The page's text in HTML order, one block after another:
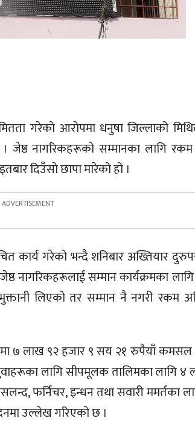
गरेकाे आराेपमा धनुषा जिल्लाको
नागरिकहरूको सम्मानका लागि
दिउँसाे छापा मारेको हो ।
कार्य गरेको भन्दै शनिबार अख्तियार
नागरिकहरूलाई सम्मान कार्यक्रमका
लिएको तर सम्मान नै नगरी रकम
७ लाख ९२ हजार ९ सय २१ रुपैयाँ कमसल
लागि सीपमूलक तालिमका लागि
फर्निचर, इन्धन तथा सवारी ममर्तका
उल्लेख गरिएको छ ।